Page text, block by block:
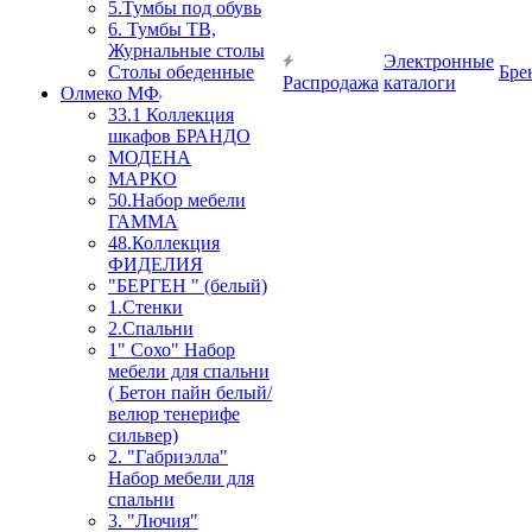
5.Тумбы под обувь
6. Тумбы ТВ,
Журнальные столы
Столы обеденные
Олмеко МФ
33.1 Коллекция
шкафов БРАНДО
МОДЕНА
МАРКО
50.Набор мебели
ГАММА
48.Коллекция
ФИДЕЛИЯ
"БЕРГЕН " (белый)
1.Стенки
2.Спальни
1" Сохо" Набор
мебели для спальни
( Бетон пайн белый/
велюр тенерифе
сильвер)
2. "Габриэлла"
Набор мебели для
спальни
3. "Лючия"
Распродажа
Электронные
каталоги